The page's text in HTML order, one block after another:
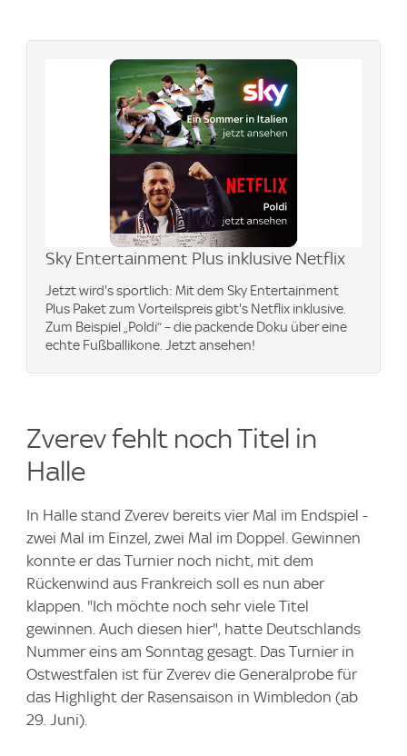
Sky Entertainment Plus inklusive Netflix
Jetzt wird's sportlich: Mit dem Sky Entertainment
Plus Paket zum Vorteilspreis gibt's Netflix inklusive.
Zum Beispiel „Poldi“ – die packende Doku über eine
echte Fußballikone. Jetzt ansehen!
Zverev fehlt noch Titel in
Halle
In Halle stand Zverev bereits vier Mal im Endspiel -
zwei Mal im Einzel, zwei Mal im Doppel. Gewinnen
konnte er das Turnier noch nicht, mit dem
Rückenwind aus Frankreich soll es nun aber
klappen. "Ich möchte noch sehr viele Titel
gewinnen. Auch diesen hier", hatte Deutschlands
Nummer eins am Sonntag gesagt. Das Turnier in
Ostwestfalen ist für Zverev die Generalprobe für
das Highlight der Rasensaison in Wimbledon (ab
29. Juni).